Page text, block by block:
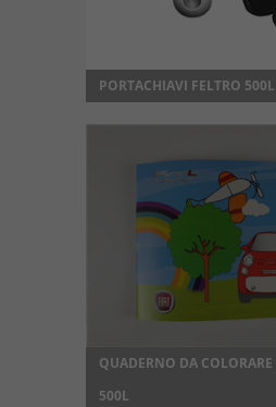
PORTACHIAVI FELTRO 500L
QUADERNO DA COLORARE
500L